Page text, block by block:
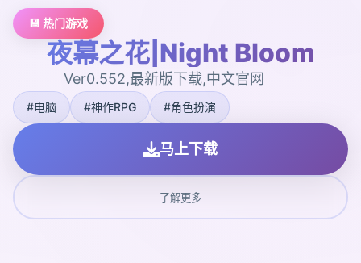
💾 热门游戏
夜幕之花|Night Bloom
Ver0.552,最新版下载,中文官网
#电脑 #神作RPG #角色扮演
马上下载
了解更多